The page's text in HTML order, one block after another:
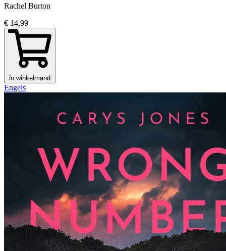
Rachel Burton
€ 14,99
in winkelmand
Engels